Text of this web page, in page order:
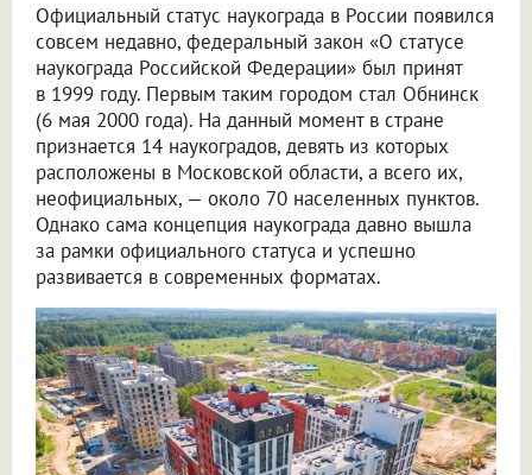
Официальный статус наукограда в России появился
совсем недавно, федеральный закон «О статусе
наукограда Российской Федерации» был принят
в 1999 году. Первым таким городом стал Обнинск
(6 мая 2000 года). На данный момент в стране
признается 14 наукоградов, девять из которых
расположены в Московской области, а всего их,
неофициальных, — около 70 населенных пунктов.
Однако сама концепция наукограда давно вышла
за рамки официального статуса и успешно
развивается в современных форматах.